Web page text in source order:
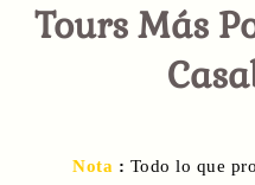
Tours Más
Nota : Todo lo que